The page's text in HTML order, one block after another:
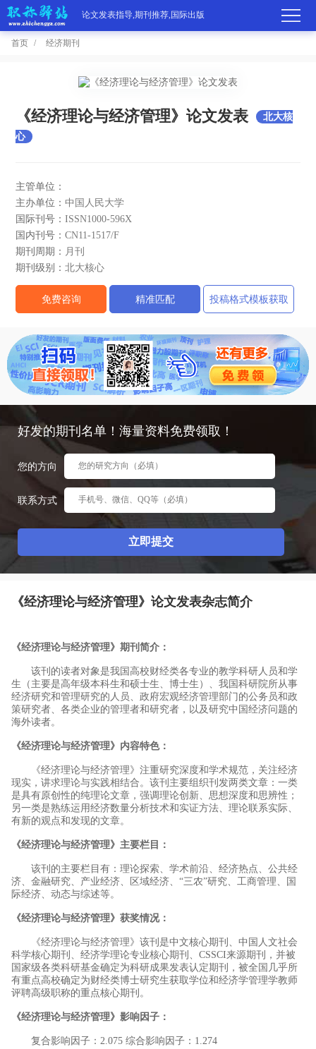
论文发表指导,期刊推荐,国际出版
文
我
首页 经济期刊
《经济理论与经济管理》论文发表
北大核
心
主管单位：
主办单位：中国人民大学
国际刊号：ISSN1000-596X
国内刊号：CN11-1517/F
期刊周期： 月刊
期刊级别：北大核心
免费咨询 精准匹配 投稿格式模板获取
好发的期刊名单！海量资料免费领取！
您的方向
联系方式
《经济理论与经济管理》论文发表杂志简介
《经济理论与经济管理》期刊简介：
该刊的读者对象是我国高校财经类各专业的教学科研人员和学
生（主要是高年级本科生和硕士生、博士生）、我国科研院所从事
经济研究和管理研究的人员、政府宏观经济管理部门的公务员和政
策研究者、各类企业的管理者和研究者，以及研究中国经济问题的
海外读者。
《经济理论与经济管理》内容特色：
《经济理论与经济管理》注重研究深度和学术规范，关注经济
现实，讲求理论与实践相结合。该刊主要组织刊发两类文章：一类
是具有原创性的纯理论文章，强调理论创新、思想深度和思辨性；
另一类是熟练运用经济数量分析技术和实证方法、理论联系实际、
有新的观点和发现的文章。
《经济理论与经济管理》主要栏目：
该刊的主要栏目有：理论探索、学术前沿、经济热点、公共经
济、金融研究、产业经济、区域经济、“三农”研究、工商管理、国
际经济、动态与综述等。
《经济理论与经济管理》获奖情况：
《经济理论与经济管理》该刊是中文核心期刊、中国人文社会
科学核心期刊、经济学理论专业核心期刊、CSSCI来源期刊，并被
国家级各类科研基金确定为科研成果发表认定期刊，被全国几乎所
有重点高校确定为财经类博士研究生获取学位和经济学管理学教师
评聘高级职称的重点核心期刊。
《经济理论与经济管理》影响因子：
复合影响因子：2.075 综合影响因子：1.274